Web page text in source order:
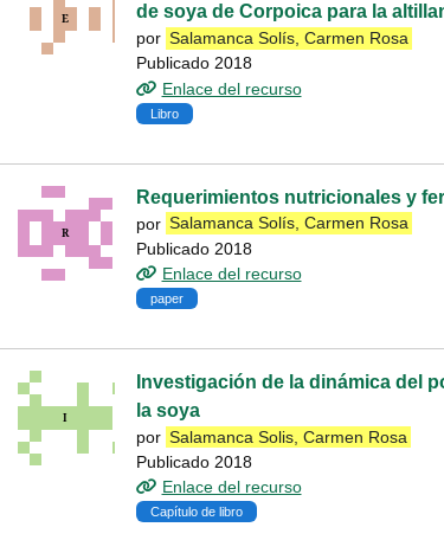
de soya de Corpoica para la
por Salamanca Solís, Carmen Rosa
Publicado 2018
Enlace del recurso
Libro
Requerimientos nutricionales y
por Salamanca Solís, Carmen Rosa
Publicado 2018
Enlace del recurso
paper
Investigación de la dinámica del
la soya
por Salamanca Solis, Carmen Rosa
Publicado 2018
Enlace del recurso
Capítulo de libro